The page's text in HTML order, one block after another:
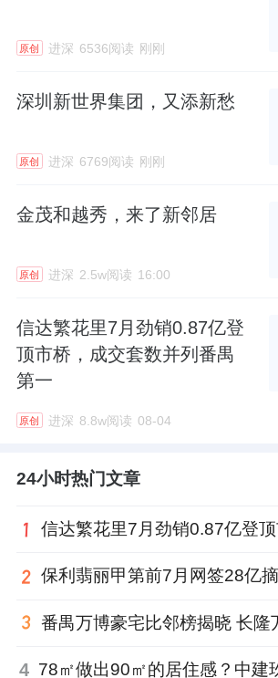
原创 进深 6536阅读 刚刚
深圳新世界集团，又添新愁
原创 进深 6769阅读 刚刚
金茂和越秀，来了新邻居
原创 进深 2.5w阅读 16:00
信达繁花里7月劲销0.87亿登
顶市桥，成交套数并列番禺
第一
原创 进深 8.8w阅读 08-04
24小时热门文章
4